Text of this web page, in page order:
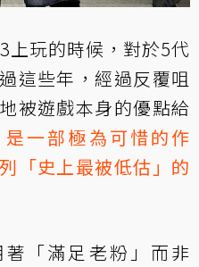
上玩的時候，對於5代
這些年，經過反覆咀
被遊戲本身的優點給
是一部極為可惜的作
「史上最被低估」的
「滿足老粉」而非